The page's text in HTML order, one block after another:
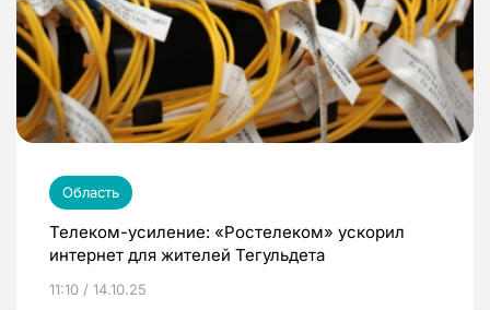
Область
Телеком-усиление: «Ростелеком» ускорил
интернет для жителей Тегульдета
11:10 / 14.10.25